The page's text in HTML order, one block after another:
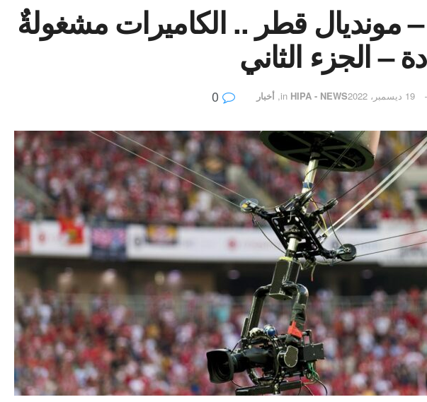
– مونديال قطر .. الكاميرات مشغولةٌ
– الجزء الثاني
19 ديسمبر، 2022 in HIPA - NEWS
, أخبار